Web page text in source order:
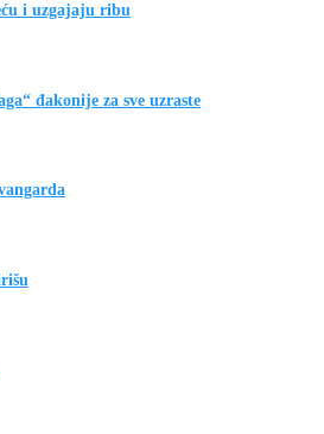
i uzgajaju ribu
đakonije za sve uzraste